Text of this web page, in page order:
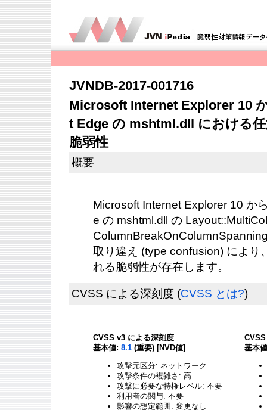
JVNDB-2017-001716
Microsoft Internet Explorer 10
t Edge の mshtml.dll における
脆弱性
概要
Microsoft Internet Explorer 10 か
e の mshtml.dll の
取り違え (type confusion) により
れる脆弱性が存在します。
CVSS による深刻度 (CVSS とは?)
CVSS v3 による深刻度
基本値: 8.1 (重要) [NVD値]
攻撃元区分: ネットワーク
攻撃条件の複雑さ: 高
攻撃に必要な特権レベル: 不要
利用者の関与: 不要
影響の想定範囲: 変更なし
基本